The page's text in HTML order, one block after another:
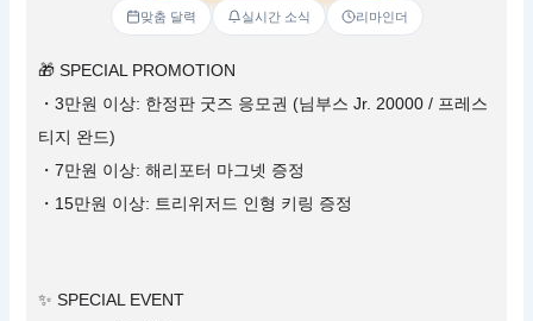
맞춤 달력 실시간 소식 리마인더
🎁 SPECIAL PROMOTION
・3만원 이상: 한정판 굿즈 응모권 (님부스 Jr. 20000 / 프레스
티지 완드)
・7만원 이상: 해리포터 마그넷 증정
・15만원 이상: 트리위저드 인형 키링 증정
✨ SPECIAL EVENT